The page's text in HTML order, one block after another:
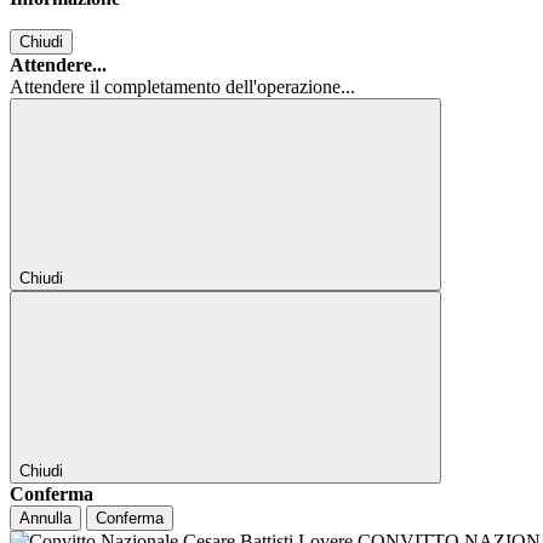
Chiudi
Attendere...
Attendere il completamento dell'operazione...
Chiudi
Chiudi
Conferma
Annulla Conferma